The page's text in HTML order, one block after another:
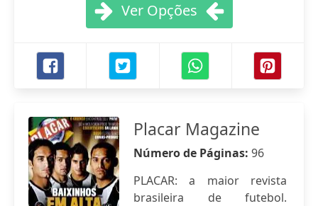
Ver Opções
Placar Magazine
Número de Páginas: 96
PLACAR: a maior revista
brasileira de futebol.